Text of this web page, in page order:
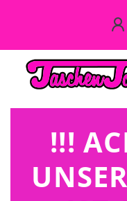
!!!